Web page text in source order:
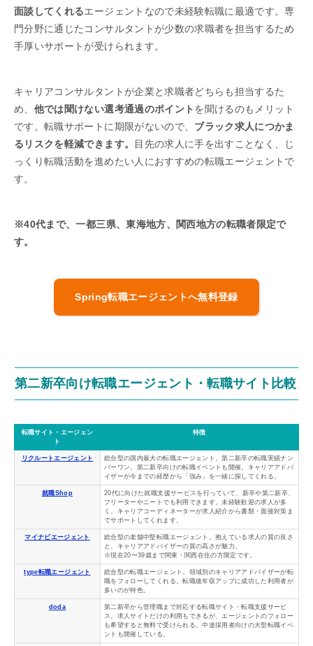
面談してくれるエージェントなので未経験転職に最適です。専
門分野に通じたコンサルタントが少数の求職者を担当するため
手厚いサポートが受けられます。
キャリアコンサルタントが企業と求職者どちらも担当するた
め、 他では聞けない選考通過のポイント を聞けるのもメリット
です。転職サポートに期限がないので、 ブラック求人につかま
るリスクを軽減できます。
目先の求人に手を出すことなく、じ
っくり転職活動を進めたい人におすすめの転職エージェントで
す。
※40代まで、一都三県、東海地方、関西地方の転職者限定で
す。
Spring転職エージェントへ無料登録
第二新卒向け転職エージェント・転職サイト比較
転職サイト・エージェン
ト
特徴
リクルートエージェント
総合型の国内最大の転職エージェント。第二新卒の転職実績ナン
バーワン。第二新卒向けの転職イベントも開催。キャリアアドバ
イザーが今までの経歴から「強み」を一緒に探してくれる。
就職Shop
20代に向けた就職支援サービスを行っていて、新卒や第二新卒、
フリーターやニートでも利用できます。未経験歓迎の求人が多
く、キャリアコーディネーターが求人紹介から書類・面接対策ま
でサポートしてくれます。
マイナビエージェント
総合型の老舗中堅転職エージェント。抱えている求人の質の良さ
と、キャリアアドバイザーの質の高さが魅力。
※現在20〜39歳まで関東・関西在住の方限定です。
type転職エージェント
総合型の転職エージェント。領域別のキャリアアドバイザーが転
職をフォローしてくれる。転職後年収アップに成功した利用者が
多いのが特色。
doda
第二新卒から管理職まで対応する転職サイト・転職支援サービ
ス。求人サイトだけの利用もできるが、エージェントのフォロー
も希望すると無料で受けられる。中途採用者向けの大型転職イベ
ントも開催している。